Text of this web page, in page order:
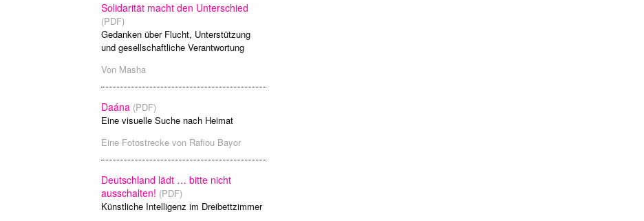
Solidarität macht den Unterschied
(PDF)
Gedanken über Flucht, Unterstützung
und gesellschaftliche Verantwortung
Von Masha
Daána (PDF)
Eine visuelle Suche nach Heimat
Eine Fotostrecke von Rafiou Bayor
Deutschland lädt … bitte nicht
ausschalten! (PDF)
Künstliche Intelligenz im Dreibettzimmer